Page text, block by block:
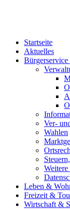
Startseite
Aktuelles
Ver-
Wahlen
Weitere
Leben &
Freizeit &
Wirtschaft &